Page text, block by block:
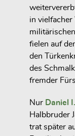
in vielfacher
fielen auf
den
des
fremder
Nur Daniel
Halbbruder
trat später